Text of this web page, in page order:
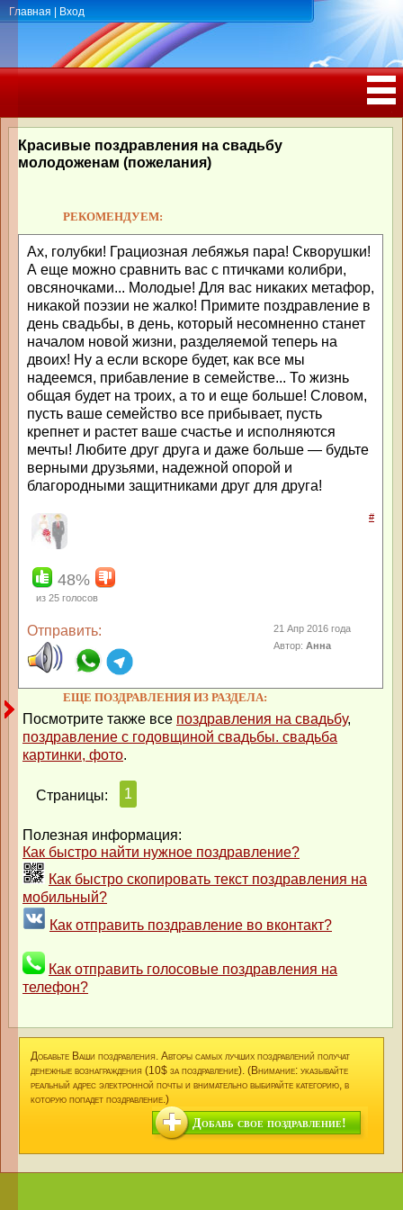
Главная Вход
РОЖДЕНИЯ, ЮБИЛЕЕМ
Красивые поздравления на свадьбу
молодоженам (пожелания)
РЕКОМЕНДУЕМ:
Ах, голубки! Грациозная лебяжья пара! Скворушки!
А еще можно сравнить вас с птичками колибри,
овсяночками... Молодые! Для вас никаких метафор,
никакой поэзии не жалко! Примите поздравление в
день свадьбы, в день, который несомненно станет
началом новой жизни, разделяемой теперь на
двоих! Ну а если вскоре будет, как все мы
надеемся, прибавление в семействе... То жизнь
общая будет на троих, а то и еще больше! Словом,
пусть ваше семейство все прибывает, пусть
крепнет и растет ваше счастье и исполняются
мечты! Любите друг друга и даже больше — будьте
верными друзьями, надежной опорой и
благородными защитниками друг для друга!
#
48%
из 25 голосов
Отправить:
21 Апр 2016 года
Автор:Анна
ЕЩЕ ПОЗДРАВЛЕНИЯ ИЗ РАЗДЕЛА:
Посмотрите также все поздравления на свадьбу,
поздравление с годовщиной свадьбы. свадьба
картинки, фото.
Страницы: 1
Полезная информация:
Как быстро найти нужное поздравление?
Как быстро скопировать текст поздравления на
мобильный?
Как отправить поздравление во вконтакт?
Как отправить голосовые поздравления на
телефон?
Добавьте Ваши поздравления. Авторы самых лучших поздравлений получат
денежные вознаграждения (10$ за поздравление). (Внимание: указывайте
реальный адрес электронной почты и внимательно выбирайте категорию, в
которую попадет поздравление.)
Добавь свое поздравление!